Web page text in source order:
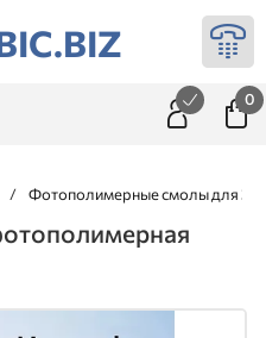
0
/ Фотополимерные смолы для 3д